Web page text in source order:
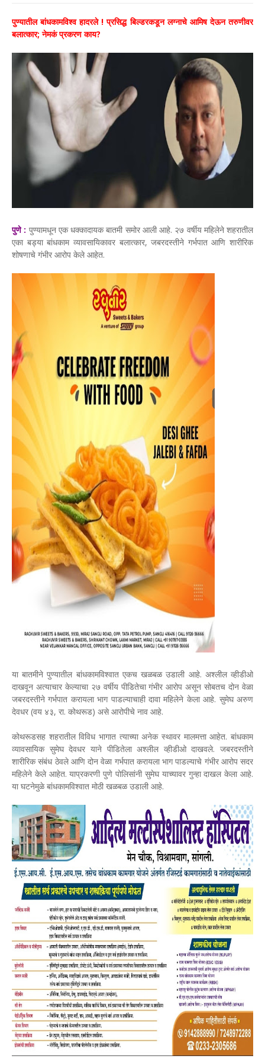
पुण्यातील बांधकामविश्व हादरले ! प्रसिद्ध बिल्डरकडून लग्नाचे आमिष देऊन तरुणीवर
बलात्कार; नेमकं प्रकरण काय?
पुणे : पुण्यामधून एक धक्कादायक बातमी समोर आली आहे. २७ वर्षीय महिलेने शहरातील
एका बड्या बांधकाम व्यावसायिकावर बलात्कार, जबरदस्तीने गर्भपात आणि शारीरिक
शोषणाचे गंभीर आरोप केले आहेत.
या बातमीने पुण्यातील बांधकामविश्वात एकच खळबळ उडाली आहे. अश्लील व्हीडीओ
दाखवून अत्याचार केल्याचा २७ वर्षीय पीडितेचा गंभीर आरोप असून सोबतच दोन वेळा
जबरदस्तीने गर्भपात करायला भाग पाडल्याचाही दावा महिलेने केला आहे. सुमेघ अरुण
देवधर (वय ४३, रा. कोथरूड) असे आरोपीचे नाव आहे.
कोथरूडसह शहरातील विविध भागात त्याच्या अनेक स्थावर मालमत्ता आहेत. बांधकाम
व्यावसायिक सुमेघ देवधर याने पीडितेला अश्लील व्हीडीओ दाखवले. जबरदस्तीने
शारीरिक संबंध ठेवले आणि दोन वेळा गर्भपात करायला भाग पाडल्याचे गंभीर आरोप सदर
महिलेने केले आहेत. याप्रकरणी पुणे पोलिसांनी सुमेघ याच्यावर गुन्हा दाखल केला आहे.
या घटनेमुळे बांधकामविश्वात मोठी खळबळ उडाली आहे.